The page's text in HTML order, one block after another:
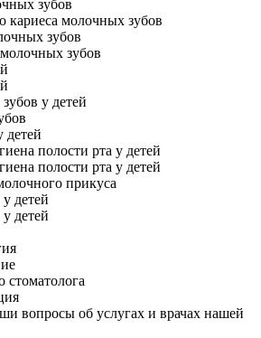
зубов
кариеса молочных зубов
зубов
зубов
у детей
детей
полости рта у детей
полости рта у детей
прикуса
детей
детей
стоматолога
вопросы об услугах и врачах нашей